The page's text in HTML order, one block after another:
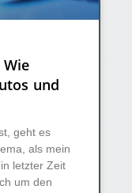
und
geht es
als mein
letzter Zeit
um den